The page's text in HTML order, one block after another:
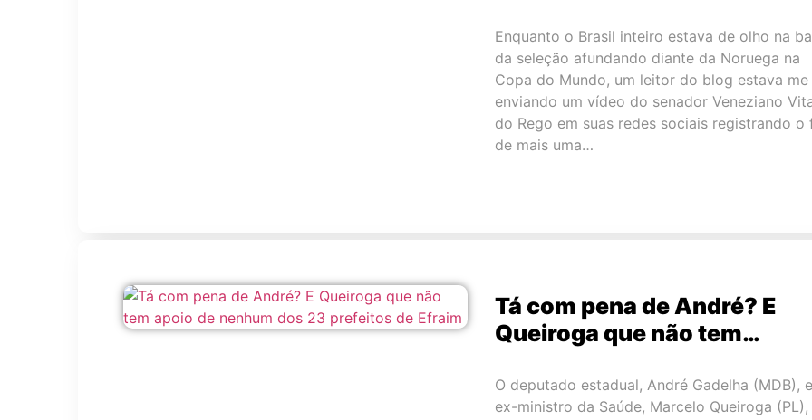
Enquanto o Brasil inteiro estava de olho na
da seleção afundando diante da Noruega na
Copa do Mundo, um leitor do blog estava me
enviando um vídeo do senador Veneziano
do Rego em suas redes sociais registrando o
de mais uma…
Tá com pena de André? E
Queiroga que não tem…
O deputado estadual, André Gadelha (MDB),
ex-ministro da Saúde, Marcelo Queiroga (PL),